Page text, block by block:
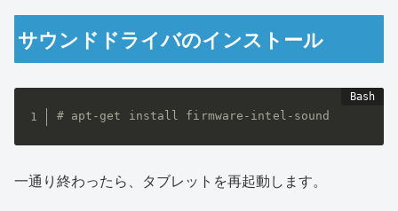
サウンドドライバのインストール
# apt-get install firmware-intel-sound
一通り終わったら、タブレットを再起動します。